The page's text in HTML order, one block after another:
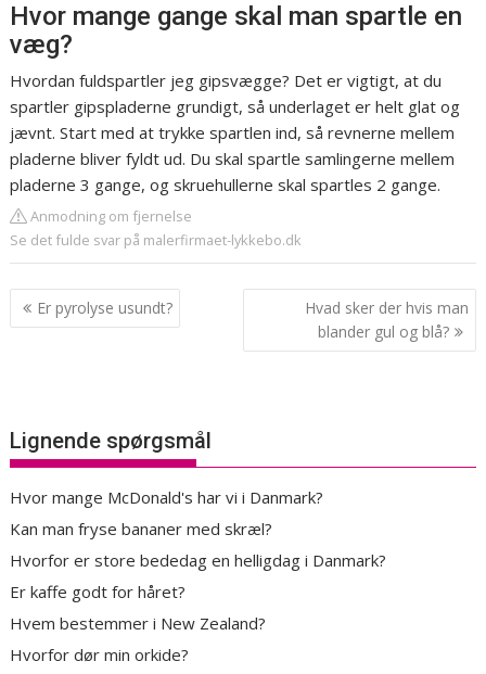
Hvor mange gange skal man spartle en
væg?
Hvordan fuldspartler jeg gipsvægge? Det er vigtigt, at du
spartler gipspladerne grundigt, så underlaget er helt glat og
jævnt. Start med at trykke spartlen ind, så revnerne mellem
pladerne bliver fyldt ud. Du skal spartle samlingerne mellem
pladerne 3 gange, og skruehullerne skal spartles 2 gange.
Anmodning om fjernelse
Se det fulde svar på malerfirmaet-lykkebo.dk
Indlægsnavigation
Er pyrolyse usundt?
Hvad sker der hvis man
blander gul og blå?
Lignende spørgsmål
Hvor mange McDonald's har vi i Danmark?
Kan man fryse bananer med skræl?
Hvorfor er store bededag en helligdag i Danmark?
Er kaffe godt for håret?
Hvem bestemmer i New Zealand?
Hvorfor dør min orkide?